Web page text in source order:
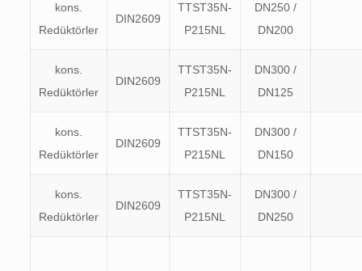
kons.
Redüktörler
DIN2609
TTST35N-
P215NL
DN250 /
DN200
kons.
Redüktörler
DIN2609
TTST35N-
P215NL
DN300 /
DN125
kons.
Redüktörler
DIN2609
TTST35N-
P215NL
DN300 /
DN150
kons.
Redüktörler
DIN2609
TTST35N-
P215NL
DN300 /
DN250